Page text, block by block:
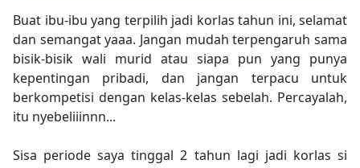
Buat ibu-ibu yang terpilih jadi korlas tahun ini, selamat
dan semangat yaaa. Jangan mudah terpengaruh sama
bisik-bisik wali murid atau siapa pun yang punya
kepentingan pribadi, dan jangan terpacu untuk
berkompetisi dengan kelas-kelas sebelah. Percayalah,
itu nyebeliiinnn...
Sisa periode saya tinggal 2 tahun lagi jadi korlas si